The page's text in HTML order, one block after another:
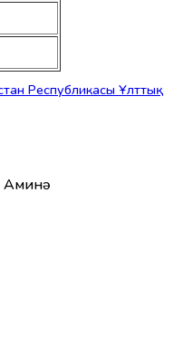
Республикасы Ұлттық
Аминә